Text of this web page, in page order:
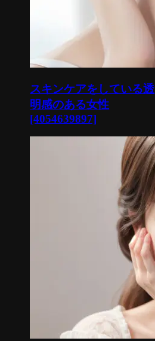
スキンケアをしている透
明感のある女性
[4054639897]